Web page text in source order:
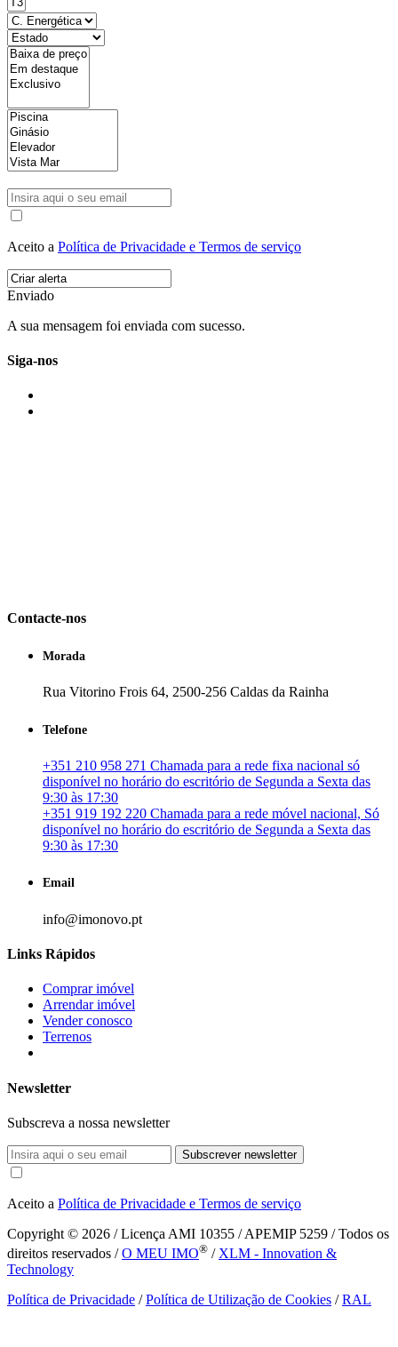
Aceito a Política de Privacidade e Termos de serviço
Enviado
A sua mensagem foi enviada com sucesso.
Siga-nos
Contacte-nos
Morada
Rua Vitorino Frois 64, 2500-256 Caldas da Rainha
Telefone
+351 210 958 271 Chamada para a rede fixa nacional só
disponível no horário do escritório de Segunda a Sexta das
9:30 às 17:30
+351 919 192 220 Chamada para a rede móvel nacional, Só
disponível no horário do escritório de Segunda a Sexta das
9:30 às 17:30
Email
info@imonovo.pt
Links Rápidos
Comprar imóvel
Arrendar imóvel
Vender conosco
Terrenos
Newsletter
Subscreva a nossa newsletter
Subscrever newsletter
Aceito a Política de Privacidade e Termos de serviço
Copyright © 2026 / Licença AMI 10355 / APEMIP 5259 / Todos os
direitos reservados /O MEU IMO® / XLM - Innovation &
Technology
Política de Privacidade /Política de Utilização de Cookies /RAL